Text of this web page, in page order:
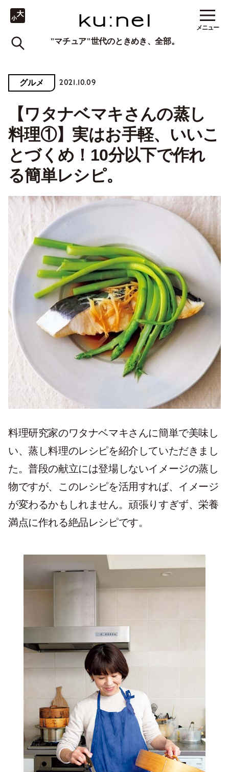
"マチュア"世代のときめき、全部。
メニュー
グルメ 2021.10.09
【ワタナベマキさんの蒸し
料理①】実はお手軽、いいこ
とづくめ！10分以下で作れ
る簡単レシピ。
料理研究家のワタナベマキさんに簡単で美味し
い、蒸し料理のレシピを紹介していただきまし
た。普段の献立には登場しないイメージの蒸し
物ですが、このレシピを活用すれば、イメージ
が変わるかもしれません。頑張りすぎず、栄養
満点に作れる絶品レシピです。